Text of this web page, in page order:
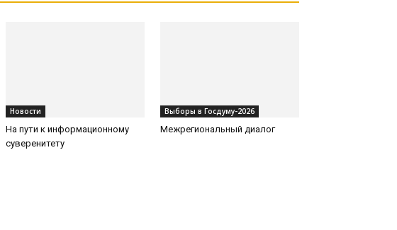
Новости
На пути к информационному
суверенитету
Выборы в Госдуму-2026
Межрегиональный диалог